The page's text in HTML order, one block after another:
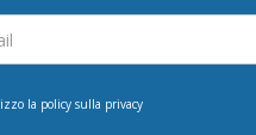
la policy sulla privacy